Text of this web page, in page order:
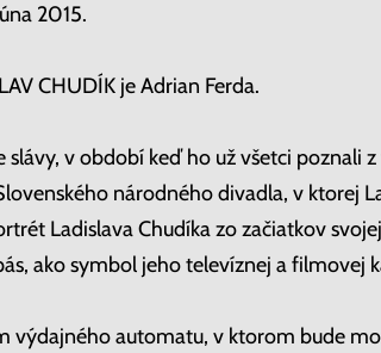
2015.
CHUDÍK je Adrian Ferda.
v období keď ho už všetci poznali
národného divadla, v ktorej
Ladislava Chudíka zo začiatkov
ako symbol jeho televíznej a filmovej
výdajného automatu, v ktorom bude